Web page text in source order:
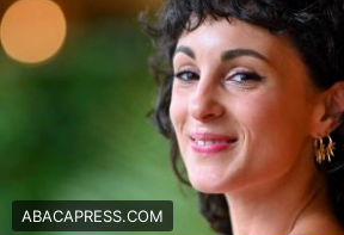
ABACAPRESS.COM